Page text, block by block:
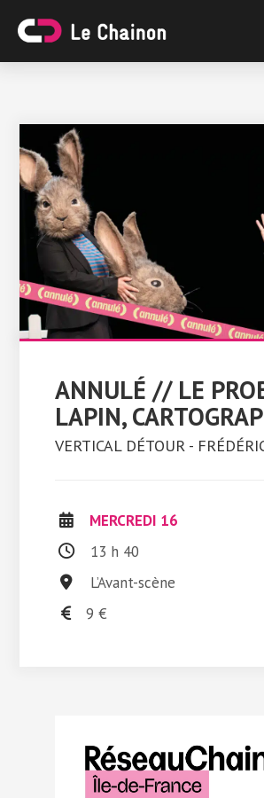
ANNULÉ // LE
LAPIN,
VERTICAL DÉTOUR -
MERCREDI 16
13 h 40
L’Avant-scène
9 €